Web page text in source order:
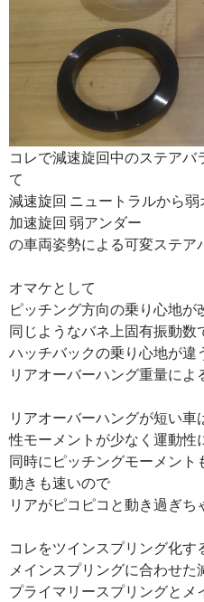
コレで減速旋回中のステア
て
減速旋回 ニュートラルから弱
加速旋回 弱アンダー
の車両姿勢による可変ステア
オマケとして
ピッチング方向の乗り心地が
同じようなバネ上固有振動数
ハッチバックの乗り心地が違
リアオーバーハング重量によ
リアオーバーハングが短い
性モーメントが少なく運動性
同時にピッチングモーメン
動きも速いので
リアがピコピコと動き過ぎち
コレをツインスプリング化す
メインスプリングに合わせた
プライマリースプリングとメ